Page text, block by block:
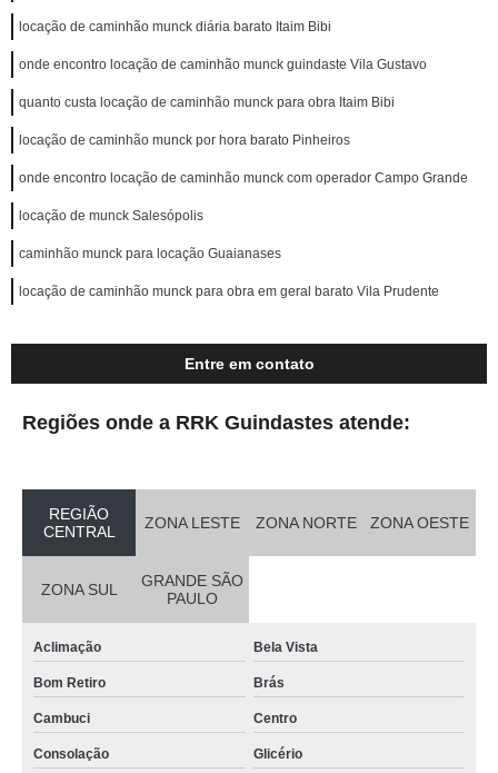
locação de caminhão munck diária barato Itaim Bibi
onde encontro locação de caminhão munck guindaste Vila Gustavo
quanto custa locação de caminhão munck para obra Itaim Bibi
locação de caminhão munck por hora barato Pinheiros
onde encontro locação de caminhão munck com operador Campo Grande
locação de munck Salesópolis
caminhão munck para locação Guaianases
locação de caminhão munck para obra em geral barato Vila Prudente
Entre em contato
Regiões onde a RRK Guindastes atende:
REGIÃO
CENTRAL
ZONA LESTE ZONA NORTE ZONA OESTE
ZONA SUL
GRANDE SÃO
PAULO
Aclimação Bela Vista
Bom Retiro Brás
Cambuci Centro
Consolação Glicério